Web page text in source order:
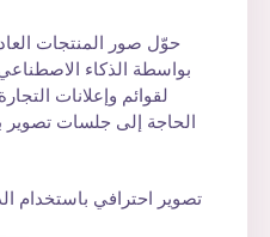
حوّل صور المنتجات
بواسطة الذكاء
لقوائم وإعلانات
الحاجة إلى جلسات تصوير
تصوير احترافي باستخدام